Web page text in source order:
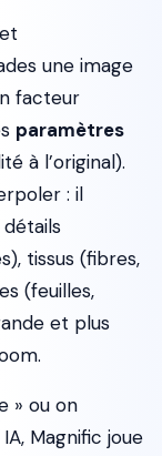
et
une image
facteur
paramètres
à l’original).
: il
tissus (fibres,
(feuilles,
et plus
» ou on
Magnific joue